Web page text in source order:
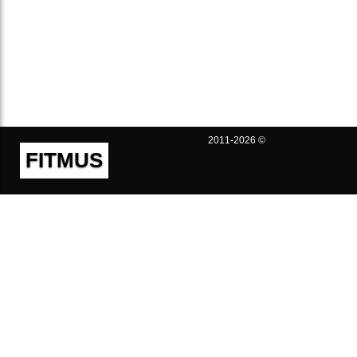
FITMUS
2011-2026 ©